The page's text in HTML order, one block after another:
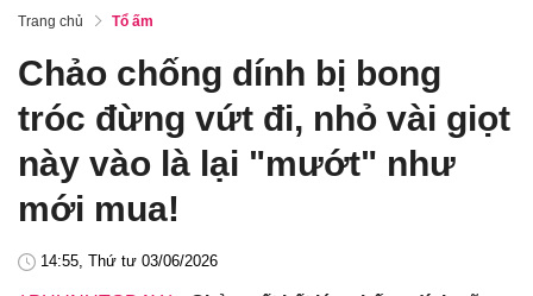
Trang chủ Tổ ấm
Chảo chống dính bị bong
tróc đừng vứt đi, nhỏ vài giọt
này vào là lại "mướt" như
mới mua!
14:55, Thứ tư 03/06/2026